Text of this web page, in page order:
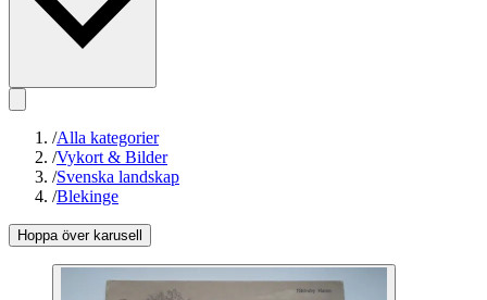
/Alla kategorier
/Vykort & Bilder
/Svenska landskap
/Blekinge
Hoppa över karusell